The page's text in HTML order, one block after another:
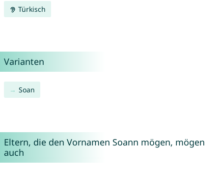
Türkisch
Varianten
Soan
Eltern, die den Vornamen Soann mögen, mögen
auch